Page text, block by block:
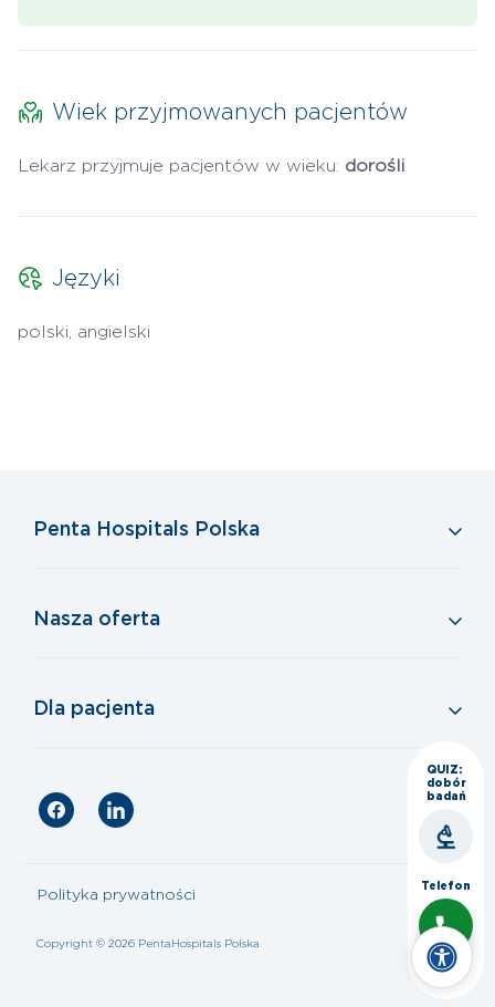
Wiek przyjmowanych pacjentów
Lekarz przyjmuje pacjentów w wieku: dorośli
Języki
polski, angielski
Penta Hospitals Polska
Nasza oferta
Dla pacjenta
Copyright © 2026 PentaHospitals Polska
Polityka prywatności
QUIZ:
dobór
badań
Telefon
Czat